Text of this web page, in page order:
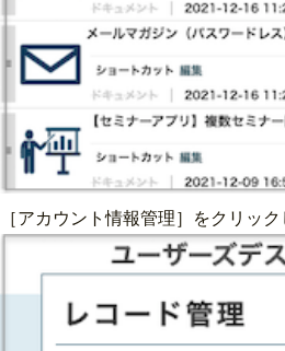
［アカウント情報管理］をクリック